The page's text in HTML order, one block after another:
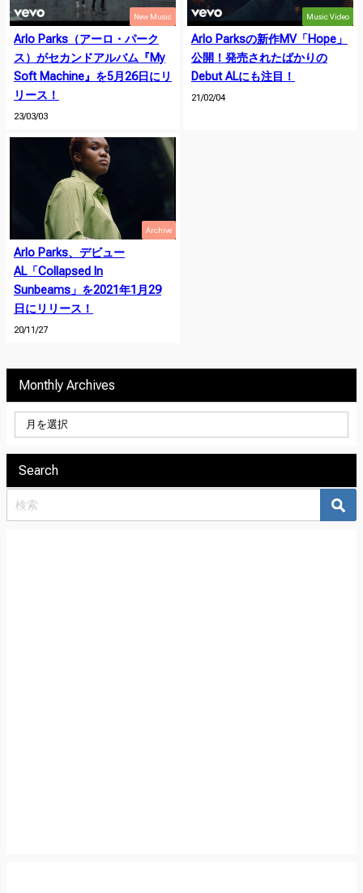
New Music
Arlo Parks（アーロ・パーク
ス）がセカンドアルバム『My
Soft Machine』を5月26日にリ
リース！
23/03/03
Music Video
Arlo Parksの新作MV「Hope」
公開！発売されたばかりの
Debut ALにも注目！
21/02/04
Archive
Arlo Parks、デビュー
AL「Collapsed In
Sunbeams」を2021年1月29
日にリリース！
20/11/27
Monthly Archives
Search